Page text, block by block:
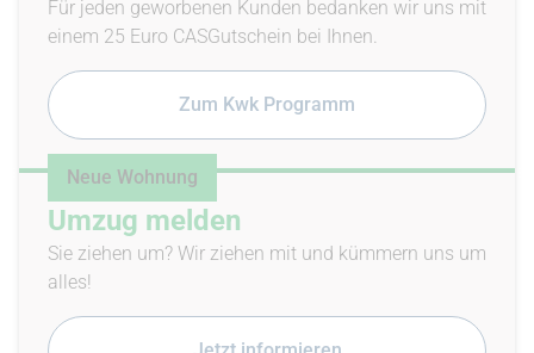
Für jeden geworbenen Kunden bedanken wir uns mit
einem 25 Euro CASGutschein bei Ihnen.
Zum Kwk Programm
Neue Wohnung
Umzug melden
Sie ziehen um? Wir ziehen mit und kümmern uns um
alles!